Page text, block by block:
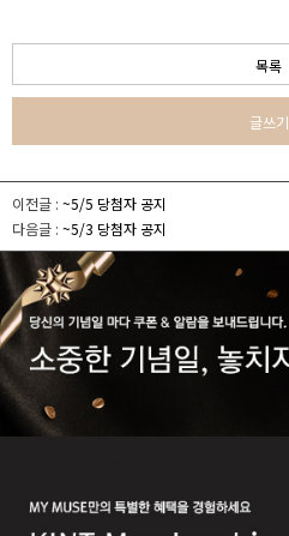
목록
글쓰기
이전글 : ~5/5 당첨자 공지
다음글 : ~5/3 당첨자 공지